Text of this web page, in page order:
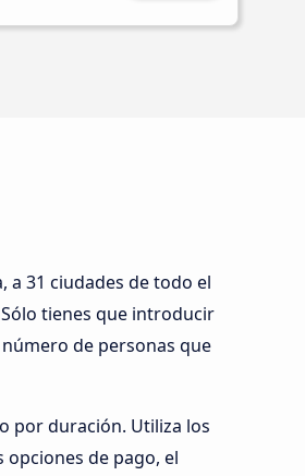
a 31 ciudades de todo el
tienes que introducir
de personas que
por duración. Utiliza los
de pago, el